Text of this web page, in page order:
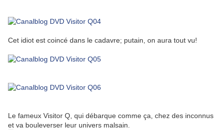
Cet idiot est coincé dans le cadavre; putain, on aura tout vu!
Le fameux Visitor Q, qui débarque comme ça, chez des inconnus
et va bouleverser leur univers malsain.